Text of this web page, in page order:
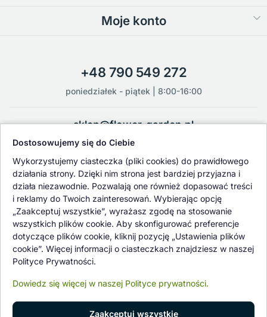
Moje konto
+48 790 549 272
poniedziałek - piątek | 8:00-16:00
sklep@flower-garden.pl
Oferowane przez nas rośliny i nasiona podlegają regularnej ścisłej
kontroli jakości oraz kontroli zdrowotnej przeprowadzanej przez
wykwalifikowane osoby z Państwowej Inspekcji Ochrony Roślin i
Nasiennictwa.
Dostosowujemy się do Ciebie
Wykorzystujemy ciasteczka (pliki cookies) do prawidłowego
działania strony. Dzięki nim strona jest bardziej przyjazna i
działa niezawodnie. Pozwalają one również dopasować treści
i reklamy do Twoich zainteresowań. Wybierając opcję
„Zaakceptuj wszystkie”, wyrażasz zgodę na stosowanie
wszystkich plików cookie. Aby skonfigurować preferencje
dotyczące plików cookie, kliknij pozycję „Ustawienia plików
cookie”. Więcej informacji o ciasteczkach znajdziesz w naszej
Polityce Prywatności.
Dowiedz się więcej w naszej Polityce prywatności.
Zaakceptuj wszystkie